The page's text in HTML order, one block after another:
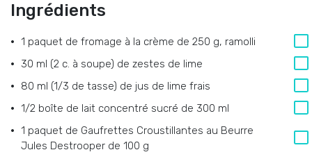
Ingrédients
1 paquet de fromage à la crème de 250 g, ramolli
30 ml (2 c. à soupe) de zestes de lime
80 ml (1/3 de tasse) de jus de lime frais
1/2 boîte de lait concentré sucré de 300 ml
1 paquet de Gaufrettes Croustillantes au Beurre
Jules Destrooper de 100 g